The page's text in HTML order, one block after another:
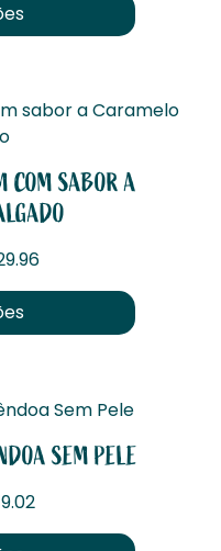
COM SABOR A
Price range: €4.99
SEM PELE
Price range: €3.17